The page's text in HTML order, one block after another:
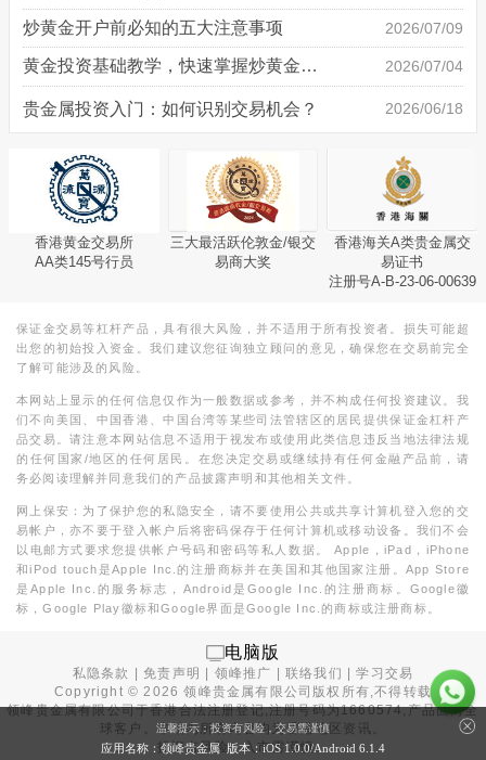
炒黄金开户前必知的五大注意事项 2026/07/09
黄金投资基础教学，快速掌握炒黄金技巧 2026/07/04
贵金属投资入门：如何识别交易机会？ 2026/06/18
香港黄金交易所
AA类145号行员
三大最活跃伦敦金/银交
易商大奖
香港海关A类贵金属交
易证书
注册号A-B-23-06-00639
保证金交易等杠杆产品，具有很大风险，并不适用于所有投资者。损失可能超
出您的初始投入资金。我们建议您征询独立顾问的意见，确保您在交易前完全
了解可能涉及的风险。
本网站上显示的任何信息仅作为一般数据或参考，并不构成任何投资建议。我
们不向美国、中国香港、中国台湾等某些司法管辖区的居民提供保证金杠杆产
品交易。请注意本网站信息不适用于视发布或使用此类信息违反当地法律法规
的任何国家/地区的任何居民。在您决定交易或继续持有任何金融产品前，请
务必阅读理解并同意我们的产品披露声明和其他相关文件。
网上保安：为了保护您的私隐安全，请不要使用公共或共享计算机登入您的交
易帐户，亦不要于登入帐户后将密码保存于任何计算机或移动设备。我们不会
以电邮方式要求您提供帐户号码和密码等私人数据。 Apple，iPad，iPhone
和iPod touch是Apple Inc.的注册商标并在美国和其他国家注册。App Store
是Apple Inc.的服务标志，Android是Google Inc.的注册商标。Google徽
标，Google Play徽标和Google界面是Google Inc.的商标或注册商标。
电脑版
私隐条款 |免责声明 | 领峰推广 |联络我们 |学习交易
Copyright © 2026 领峰贵金属有限公司版权所有,不得转载
领峰贵金属有限公司于香港合法注册登记,注册号码为1660574,产品面向全
球客户。本站内所有内容均为香港地区资讯。
投资有风险，入市需谨慎。
温馨提示：投资有风险，交易需谨慎
应用名称：领峰贵金属 版本：iOS 1.0.0/Android 6.1.4